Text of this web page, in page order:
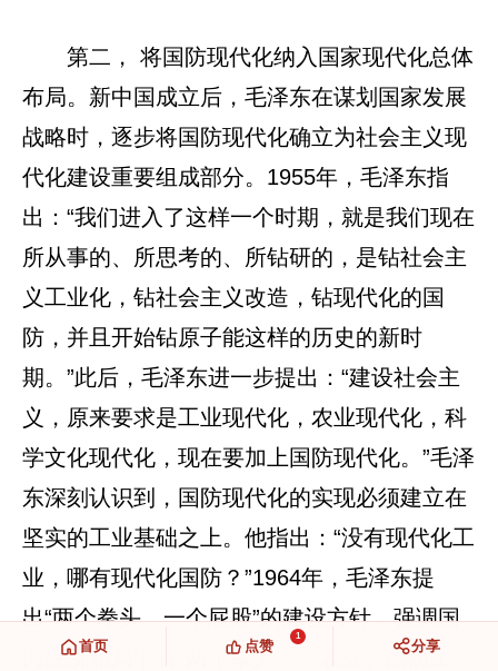
第二， 将国防现代化纳入国家现代化总体
布局。新中国成立后，毛泽东在谋划国家发展
战略时，逐步将国防现代化确立为社会主义现
代化建设重要组成部分。1955年，毛泽东指
出：“我们进入了这样一个时期，就是我们现在
所从事的、所思考的、所钻研的，是钻社会主
义工业化，钻社会主义改造，钻现代化的国
防，并且开始钻原子能这样的历史的新时
期。”此后，毛泽东进一步提出：“建设社会主
义，原来要求是工业现代化，农业现代化，科
学文化现代化，现在要加上国防现代化。”毛泽
东深刻认识到，国防现代化的实现必须建立在
坚实的工业基础之上。他指出：“没有现代化工
业，哪有现代化国防？”1964年，毛泽东提
出“两个拳头、一个屁股”的建设方针，强调国
民经济布局中有“两个拳头——农业、国防工
首页
1
点赞 分享